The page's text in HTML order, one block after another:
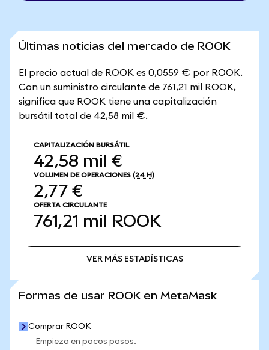
Últimas noticias del mercado de ROOK
El precio actual de ROOK es 0,0559 € por ROOK.
Con un suministro circulante de 761,21 mil ROOK,
significa que ROOK tiene una capitalización
bursátil total de 42,58 mil €.
CAPITALIZACIÓN BURSÁTIL
42,58 mil €
VOLUMEN DE OPERACIONES (24 H)
2,77 €
OFERTA CIRCULANTE
761,21 mil ROOK
VER MÁS ESTADÍSTICAS
Formas de usar ROOK en MetaMask
Comprar ROOK
Empieza en pocos pasos.